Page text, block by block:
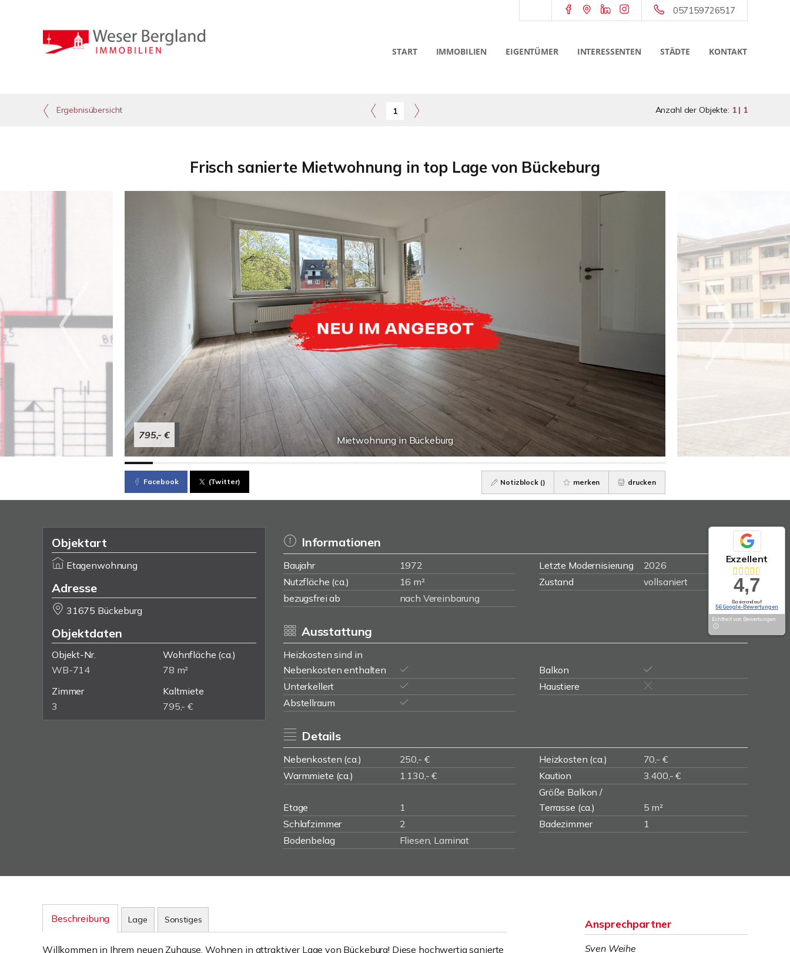
057159726517
START IMMOBILIEN EIGENTÜMER INTERESSENTEN STÄDTE KONTAKT
Ergebnisübersicht 1 Anzahl der Objekte: 1 | 1
Frisch sanierte Mietwohnung in top Lage von Bückeburg
Mietwohnung in Bückeburg
795,- €
Facebook (Twitter) Notizblock () merken drucken
Objektart
Etagenwohnung
Adresse
31675 Bückeburg
Objektdaten
Objekt-Nr.
WB-714
Wohnfläche (ca.)
78 m²
Zimmer
3
Kaltmiete
795,- €
Informationen
Baujahr 1972 Letzte Modernisierung
2026
Nutzfläche (ca.)
16 m² Zustand
vollsaniert
bezugsfrei ab
nach Vereinbarung
Ausstattung
Heizkosten sind in
Nebenkosten enthalten
Balkon
Unterkellert
Haustiere
Abstellraum
Details
Nebenkosten (ca.) 250,- € Heizkosten (ca.)
70,- €
Warmmiete (ca.)
1.130,- € Kaution 3.400,- €
Etage 1
Größe Balkon /
Terrasse (ca.)
5 m²
Schlafzimmer
2 Badezimmer
1
Bodenbelag
Fliesen, Laminat
Beschreibung Lage Sonstiges
Willkommen in Ihrem neuen Zuhause. Wohnen in attraktiver Lage von Bückeburg! Diese hochwertig sanierte
Ansprechpartner
Sven Weihe
Exzellent
4,7
Basierend auf
56 Google-Bewertungen
Echtheit von Bewertungen